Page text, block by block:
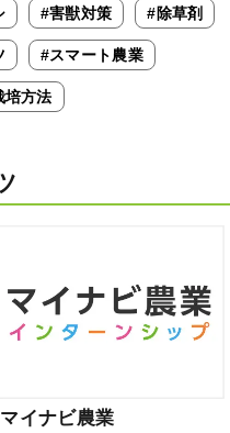
#害獣対策 #除草剤
#スマート農業
培方法
マイナビ農業